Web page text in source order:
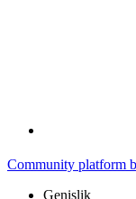
Community platform
Genişlik